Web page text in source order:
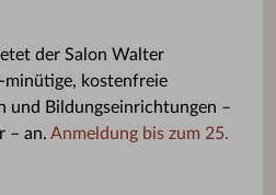
der Salon Walter
kostenfreie
und Bildungseinrichtungen –
– an. Anmeldung bis zum 25.